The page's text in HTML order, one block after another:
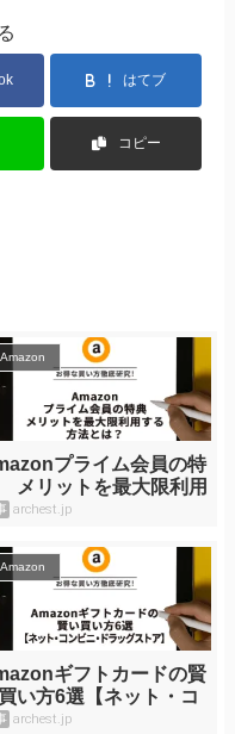
はてブ
コピー
Amazon
プライム会員の特
メリットを最大限利用
方法とは？
archest.jp
Amazon
ギフトカードの賢
い方6選【ネット・コ
ニ・ドラッグストア】
archest.jp